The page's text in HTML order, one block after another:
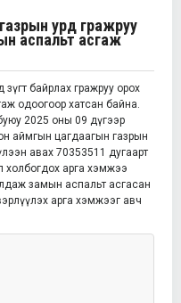
урд гражруу
аспальт асгаж
байрлах гражруу орох
одоогоор хатсан байна.
2025 оны 09 дүгээр
аймгын цагдаагын газрын
авах 70353511 дугаарт
холбогдох арга хэмжээ
замын аспальт асгасан
арга хэмжээг авч